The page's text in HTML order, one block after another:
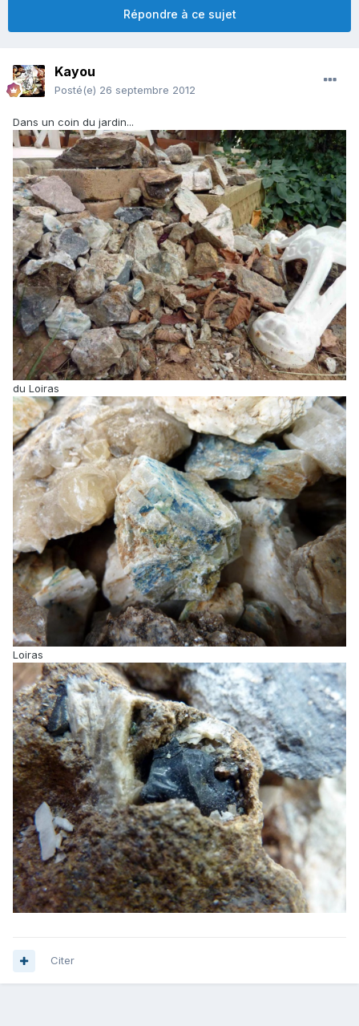
Répondre à ce sujet
Kayou
Posté(e) 26 septembre 2012
Dans un coin du jardin...
du Loiras
Loiras
Citer